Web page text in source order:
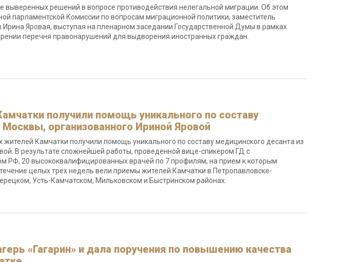
выверенных решений в вопросе противодействия нелегальной миграции. Об этом
парламентской Комиссии по вопросам миграционной политики, заместитель
Яровая, выступая на пленарном заседании Государственной Думы в рамках
перечня правонарушений для выдворения иностранных граждан.
получили помощь уникального по составу
организованного Ириной Яровой
жителей Камчатки получили помощь уникального по составу медицинского десанта из
В результате сложнейшей работы, проведенной вице-спикером ГД с
РФ, 20 высококвалифицированных врачей по 7 профилям, на прием к которым
целых трех недель вели приемы жителей Камчатки в Петропавловске-
Усть-Камчатском, Мильковском и Быстринском районах.
«Гагарин» и дала поручения по повышению качества